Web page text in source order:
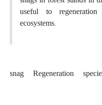
useful to
ecosystems.
snag Regeneration